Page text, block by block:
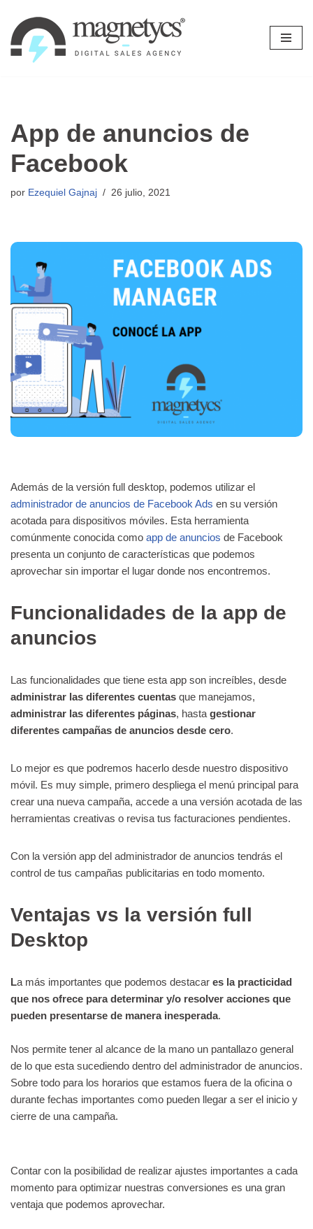
Ir
al
App de anuncios de
Facebook
por Ezequiel Gajnaj 26 julio, 2021
Además de la versión full desktop, podemos utilizar el
administrador de anuncios de Facebook Ads en su versión
acotada para dispositivos móviles. Esta herramienta
comúnmente conocida como app de anuncios de Facebook
presenta un conjunto de características que podemos
aprovechar sin importar el lugar donde nos encontremos.
Funcionalidades de la app de
anuncios
Las funcionalidades que tiene esta app son increíbles, desde
administrar las diferentes cuentas que manejamos,
administrar las diferentes páginas, hasta gestionar
diferentes campañas de anuncios desde cero.
Lo mejor es que podremos hacerlo desde nuestro dispositivo
móvil. Es muy simple, primero despliega el menú principal para
crear una nueva campaña, accede a una versión acotada de las
herramientas creativas o revisa tus facturaciones pendientes.
Con la versión app del administrador de anuncios tendrás el
control de tus campañas publicitarias en todo momento.
Ventajas vs la versión full
Desktop
La más importantes que podemos destacar es la practicidad
que nos ofrece para determinar y/o resolver acciones que
pueden presentarse de manera inesperada.
Nos permite tener al alcance de la mano un pantallazo general
de lo que esta sucediendo dentro del administrador de anuncios.
Sobre todo para los horarios que estamos fuera de la oficina o
durante fechas importantes como pueden llegar a ser el inicio y
cierre de una campaña.
Contar con la posibilidad de realizar ajustes importantes a cada
momento para optimizar nuestras conversiones es una gran
ventaja que podemos aprovechar.